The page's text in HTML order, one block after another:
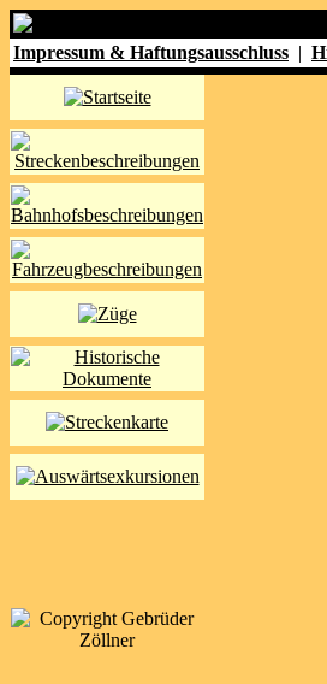
Impressum & Haftungsausschluss |